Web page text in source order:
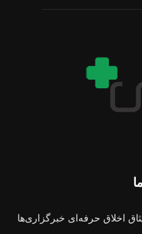
اخلاق حرفه‌ای خبرگزاری‌ها